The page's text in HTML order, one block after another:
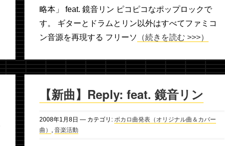
略本」 feat. 鏡音リン ピコピコなポップロックで
す。 ギターとドラムとリン以外はすべてファミコ
ン音源を再現する フリーソ
（続きを読む >>>）
【新曲】Reply: feat. 鏡音リン
2008年1月 8日 — カテゴリ: ボカロ曲発表（オリジナル曲＆カバー
曲） , 音楽活動